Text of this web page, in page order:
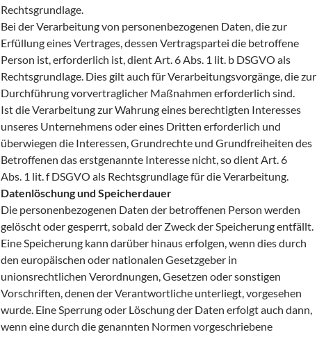
Rechtsgrundlage.
Bei der Verarbeitung von personenbezogenen Daten, die zur
Erfüllung eines Vertrages, dessen Vertragspartei die betroffene
Person ist, erforderlich ist, dient Art. 6 Abs. 1 lit. b DSGVO als
Rechtsgrundlage. Dies gilt auch für Verarbeitungsvorgänge, die zur
Durchführung vorvertraglicher Maßnahmen erforderlich sind.
Ist die Verarbeitung zur Wahrung eines berechtigten Interesses
unseres Unternehmens oder eines Dritten erforderlich und
überwiegen die Interessen, Grundrechte und Grundfreiheiten des
Betroffenen das erstgenannte Interesse nicht, so dient Art. 6
Abs. 1 lit. f DSGVO als Rechtsgrundlage für die Verarbeitung.
Datenlöschung und Speicherdauer
Die personenbezogenen Daten der betroffenen Person werden
gelöscht oder gesperrt, sobald der Zweck der Speicherung entfällt.
Eine Speicherung kann darüber hinaus erfolgen, wenn dies durch
den europäischen oder nationalen Gesetzgeber in
unionsrechtlichen Verordnungen, Gesetzen oder sonstigen
Vorschriften, denen der Verantwortliche unterliegt, vorgesehen
wurde. Eine Sperrung oder Löschung der Daten erfolgt auch dann,
wenn eine durch die genannten Normen vorgeschriebene